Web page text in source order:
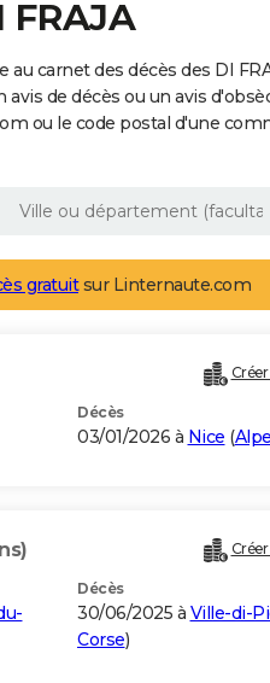
carnet des décès des DI
de décès ou un avis
ou le code postal d'une
gratuitsur Linternaute.com
Décès
03/01/2026 à Nice (
Décès
30/06/2025 à Ville-di-
Corse)